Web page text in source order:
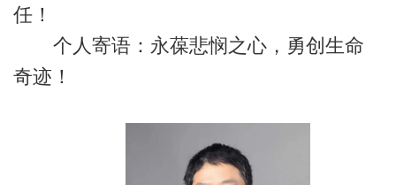
任！
个人寄语：永葆悲悯之心，勇创生命
奇迹！